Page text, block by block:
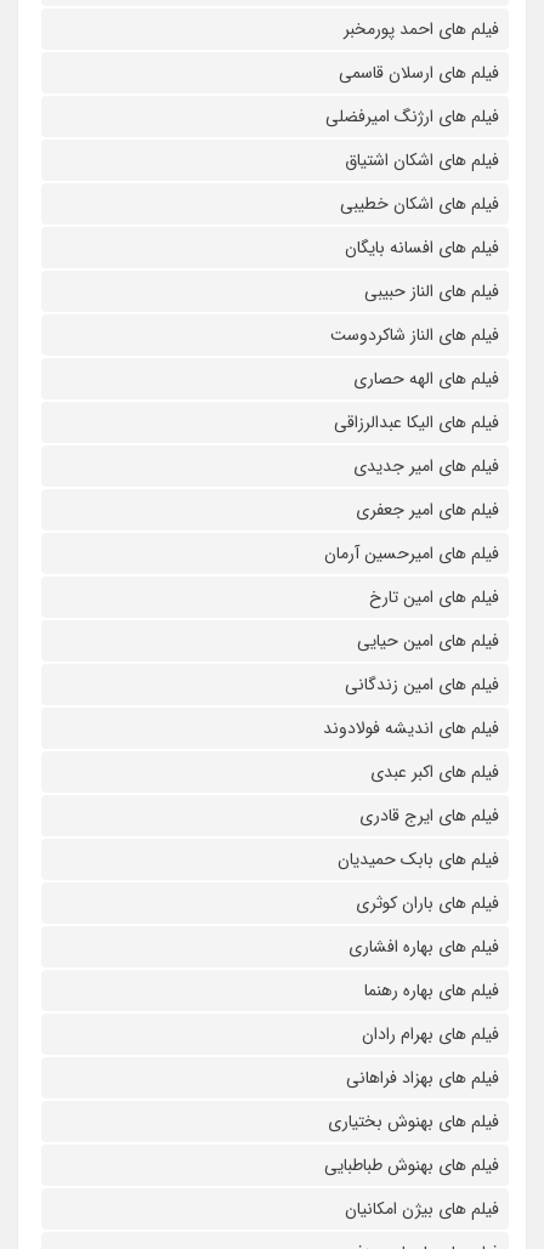
فیلم های احمد پورمخبر
فیلم های ارسلان قاسمی
فیلم های ارژنگ امیرفضلی
فیلم های اشکان اشتیاق
فیلم های اشکان خطیبی
فیلم های افسانه بایگان
فیلم های الناز حبیبی
فیلم های الناز شاکردوست
فیلم های الهه حصاری
فیلم های الیکا عبدالرزاقی
فیلم های امیر جدیدی
فیلم های امیر جعفری
فیلم های امیرحسین آرمان
فیلم های امین تارخ
فیلم های امین حیایی
فیلم های امین زندگانی
فیلم های اندیشه فولادوند
فیلم های اکبر عبدی
فیلم های ایرج قادری
فیلم های بابک حمیدیان
فیلم های باران کوثری
فیلم های بهاره افشاری
فیلم های بهاره رهنما
فیلم های بهرام رادان
فیلم های بهزاد فراهانی
فیلم های بهنوش بختیاری
فیلم های بهنوش طباطبایی
فیلم های بیژن امکانیان